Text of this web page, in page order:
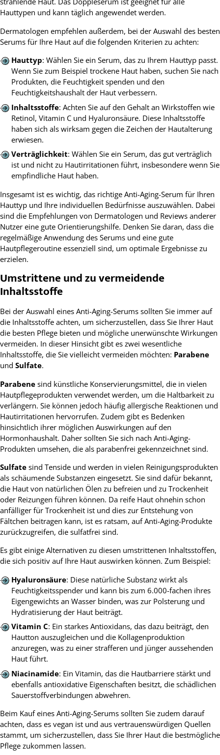
Hauttypen und kann täglich angewendet werden.
Dermatologen empfehlen außerdem, bei der Auswahl des besten
Serums für Ihre Haut auf die folgenden Kriterien zu achten:
Hauttyp: Wählen Sie ein Serum, das zu Ihrem Hauttyp passt.
Wenn Sie zum Beispiel trockene Haut haben, suchen Sie nach
Produkten, die Feuchtigkeit spenden und den
Feuchtigkeitshaushalt der Haut verbessern.
Inhaltsstoffe: Achten Sie auf den Gehalt an Wirkstoffen wie
Retinol, Vitamin C und Hyaluronsäure. Diese Inhaltsstoffe
haben sich als wirksam gegen die Zeichen der Hautalterung
erwiesen.
Verträglichkeit: Wählen Sie ein Serum, das gut verträglich
ist und nicht zu Hautirritationen führt, insbesondere wenn Sie
empfindliche Haut haben.
Insgesamt ist es wichtig, das richtige Anti-Aging-Serum für Ihren
Hauttyp und Ihre individuellen Bedürfnisse auszuwählen. Dabei
sind die Empfehlungen von Dermatologen und Reviews anderer
Nutzer eine gute Orientierungshilfe. Denken Sie daran, dass die
regelmäßige Anwendung des Serums und eine gute
Hautpflegeroutine essenziell sind, um optimale Ergebnisse zu
erzielen.
Umstrittene und zu vermeidende
Inhaltsstoffe
Bei der Auswahl eines Anti-Aging-Serums sollten Sie immer auf
die Inhaltsstoffe achten, um sicherzustellen, dass Sie Ihrer Haut
die besten Pflege bieten und mögliche unerwünschte Wirkungen
vermeiden. In dieser Hinsicht gibt es zwei wesentliche
Inhaltsstoffe, die Sie vielleicht vermeiden möchten: Parabene
und Sulfate.
Parabene sind künstliche Konservierungsmittel, die in vielen
Hautpflegeprodukten verwendet werden, um die Haltbarkeit zu
verlängern. Sie können jedoch häufig allergische Reaktionen und
Hautirritationen hervorrufen. Zudem gibt es Bedenken
hinsichtlich ihrer möglichen Auswirkungen auf den
Hormonhaushalt. Daher sollten Sie sich nach Anti-Aging-
Produkten umsehen, die als parabenfrei gekennzeichnet sind.
Sulfate sind Tenside und werden in vielen Reinigungsprodukten
als schäumende Substanzen eingesetzt. Sie sind dafür bekannt,
die Haut von natürlichen Ölen zu befreien und zu Trockenheit
oder Reizungen führen können. Da reife Haut ohnehin schon
anfälliger für Trockenheit ist und dies zur Entstehung von
Fältchen beitragen kann, ist es ratsam, auf Anti-Aging-Produkte
zurückzugreifen, die sulfatfrei sind.
Es gibt einige Alternativen zu diesen umstrittenen Inhaltsstoffen,
die sich positiv auf Ihre Haut auswirken können. Zum Beispiel:
Hyaluronsäure: Diese natürliche Substanz wirkt als
Feuchtigkeitsspender und kann bis zum 6.000-fachen ihres
Eigengewichts an Wasser binden, was zur Polsterung und
Hydratisierung der Haut beiträgt.
Vitamin C: Ein starkes Antioxidans, das dazu beiträgt, den
Hautton auszugleichen und die Kollagenproduktion
anzuregen, was zu einer strafferen und jünger aussehenden
Haut führt.
Niacinamide: Ein Vitamin, das die Hautbarriere stärkt und
ebenfalls antioxidative Eigenschaften besitzt, die schädlichen
Sauerstoffverbindungen abwehren.
Beim Kauf eines Anti-Aging-Serums sollten Sie zudem darauf
achten, dass es vegan ist und aus vertrauenswürdigen Quellen
stammt, um sicherzustellen, dass Sie Ihrer Haut die bestmögliche
Pflege zukommen lassen.